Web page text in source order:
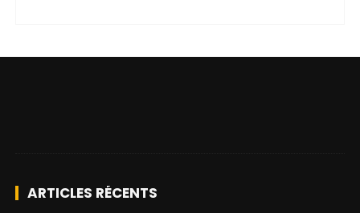
ARTICLES RÉCENTS